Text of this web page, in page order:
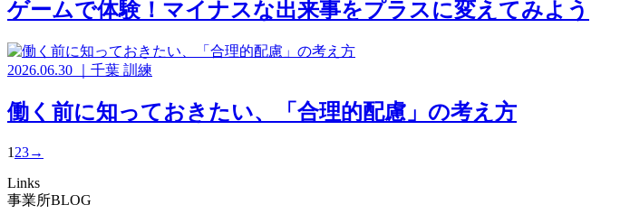
ゲームで体験！マイナスな出来事をプラスに変えてみよう
2026.06.30 千葉 訓練
働く前に知っておきたい、「合理的配慮」の考え方
1 23→
Links
事業所BLOG